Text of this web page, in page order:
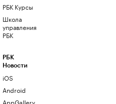
РБК Курсы
Школа
управления
РБК
РБК
Новости
iOS
Android
AppGallery